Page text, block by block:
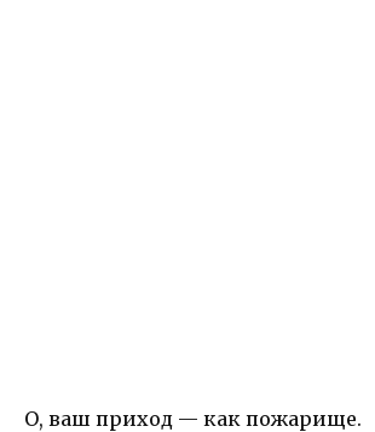
О, ваш приход — как пожарище.